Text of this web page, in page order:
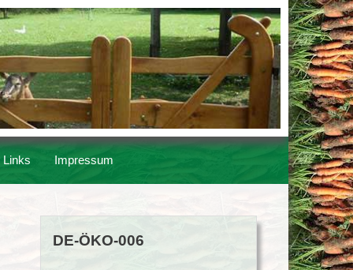
Links Impressum
DE-ÖKO-006